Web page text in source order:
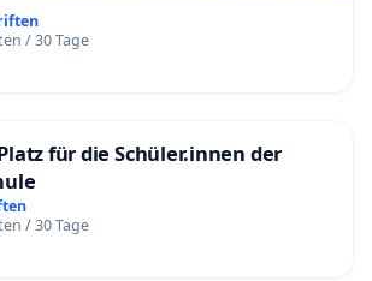
/ 30 Tage
für die Schüler.innen der
/ 30 Tage